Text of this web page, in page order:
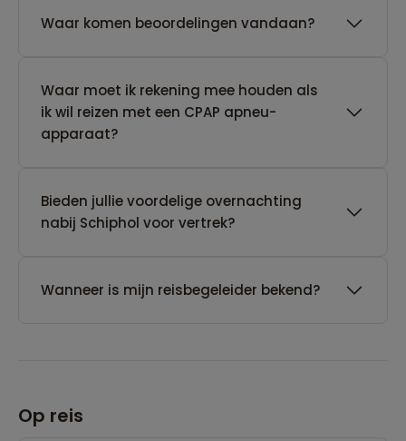
Waar komen beoordelingen vandaan?
Waar moet ik rekening mee houden als
ik wil reizen met een CPAP apneu-
apparaat?
Bieden jullie voordelige overnachting
nabij Schiphol voor vertrek?
Wanneer is mijn reisbegeleider bekend?
Op reis